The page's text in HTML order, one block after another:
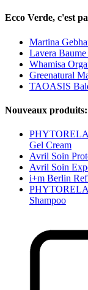
Ecco Verde, c'est
Martina
Lavera
Whamisa
Greenatural
TAOASIS
Nouveaux produits:
Gel Cream
Avril Soin
Avril Soin
i+m Berlin
Shampoo